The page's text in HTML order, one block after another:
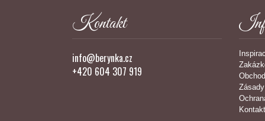
Kontakt
info@berynka.cz
+420 604 307 919
Kontakt